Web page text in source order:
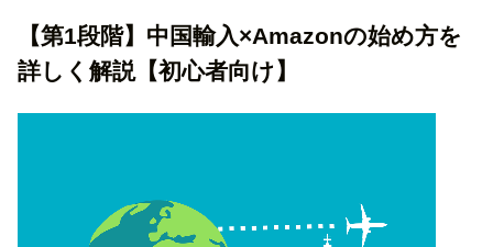
【第1段階】中国輸入×Amazonの始め方を
詳しく解説【初心者向け】